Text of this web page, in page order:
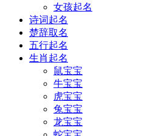
女孩起名
诗词起名
楚辞取名
五行起名
生肖起名
鼠宝宝
牛宝宝
虎宝宝
兔宝宝
龙宝宝